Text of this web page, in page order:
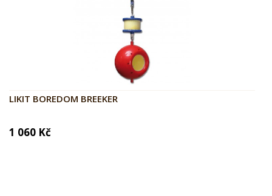
LIKIT BOREDOM BREEKER
1 060 Kč